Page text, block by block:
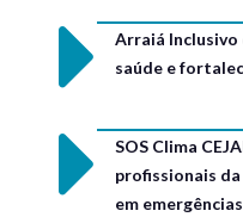
Arraiá Inclusivo
saúde e
SOS Clima
profissionais
em